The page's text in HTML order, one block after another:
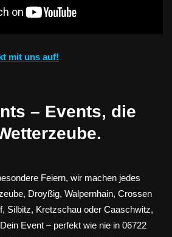
mit uns auf!
– Events, die
Feiern, wir machen jedes
Droyßig, Walpernhain, Crossen
Silbitz, Kretzschau oder Caaschwitz,
Event – perfekt wie nie in 06722